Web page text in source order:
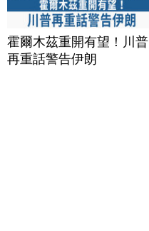
霍爾木茲重開有望！川普
再重話警告伊朗